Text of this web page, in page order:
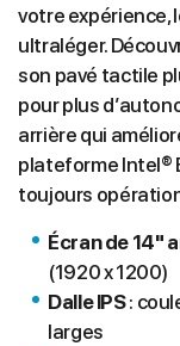
votre expérience,
ultraléger.
son pavé tactile
pour plus
arrière qui
plateforme Intel®
toujours
Écran de 14"
(1920 x 1200)
Dalle IPS:
larges